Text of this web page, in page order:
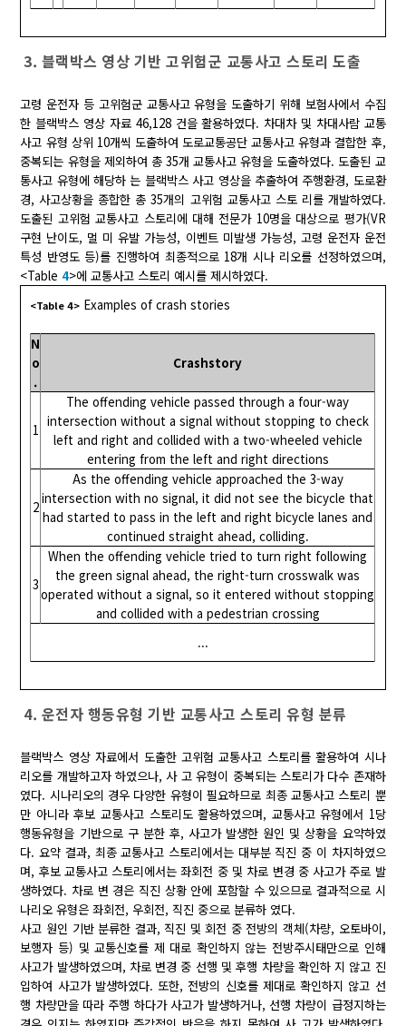
3. 블랙박스 영상 기반 고위험군 교통사고 스토리 도출
고령 운전자 등 고위험군 교통사고 유형을 도출하기 위해 보험사에서 수집
한 블랙박스 영상 자료 46,128 건을 활용하였다. 차대차 및 차대사람 교통
사고 유형 상위 10개씩 도출하여 도로교통공단 교통사고 유형과 결합한 후,
중복되는 유형을 제외하여 총 35개 교통사고 유형을 도출하였다. 도출된 교
통사고 유형에 해당하 는 블랙박스 사고 영상을 추출하여 주행환경, 도로환
경, 사고상황을 종합한 총 35개의 고위험 교통사고 스토 리를 개발하였다.
도출된 고위험 교통사고 스토리에 대해 전문가 10명을 대상으로 평가(VR
구현 난이도, 멀 미 유발 가능성, 이벤트 미발생 가능성, 고령 운전자 운전
특성 반영도 등)를 진행하여 최종적으로 18개 시나 리오를 선정하였으며,
<Table 4>에 교통사고 스토리 예시를 제시하였다.
<Table 4> Examples of crash stories
N
o
.
Crashstory
1
The offending vehicle passed through a four-way
intersection without a signal without stopping to check
left and right and collided with a two-wheeled vehicle
entering from the left and right directions
2
As the offending vehicle approached the 3-way
intersection with no signal, it did not see the bicycle that
had started to pass in the left and right bicycle lanes and
continued straight ahead, colliding.
3
When the offending vehicle tried to turn right following
the green signal ahead, the right-turn crosswalk was
operated without a signal, so it entered without stopping
and collided with a pedestrian crossing
...
4. 운전자 행동유형 기반 교통사고 스토리 유형 분류
블랙박스 영상 자료에서 도출한 고위험 교통사고 스토리를 활용하여 시나
리오를 개발하고자 하였으나, 사 고 유형이 중복되는 스토리가 다수 존재하
였다. 시나리오의 경우 다양한 유형이 필요하므로 최종 교통사고 스토리 뿐
만 아니라 후보 교통사고 스토리도 활용하였으며, 교통사고 유형에서 1당
행동유형을 기반으로 구 분한 후, 사고가 발생한 원인 및 상황을 요약하였
다. 요약 결과, 최종 교통사고 스토리에서는 대부분 직진 중 이 차지하였으
며, 후보 교통사고 스토리에서는 좌회전 중 및 차로 변경 중 사고가 주로 발
생하였다. 차로 변 경은 직진 상황 안에 포함할 수 있으므로 결과적으로 시
나리오 유형은 좌회전, 우회전, 직진 중으로 분류하 였다.
사고 원인 기반 분류한 결과, 직진 및 회전 중 전방의 객체(차량, 오토바이,
보행자 등) 및 교통신호를 제 대로 확인하지 않는 전방주시태만으로 인해
사고가 발생하였으며, 차로 변경 중 선행 및 후행 차량을 확인하 지 않고 진
입하여 사고가 발생하였다. 또한, 전방의 신호를 제대로 확인하지 않고 선
행 차량만을 따라 주행 하다가 사고가 발생하거나, 선행 차량이 급정지하는